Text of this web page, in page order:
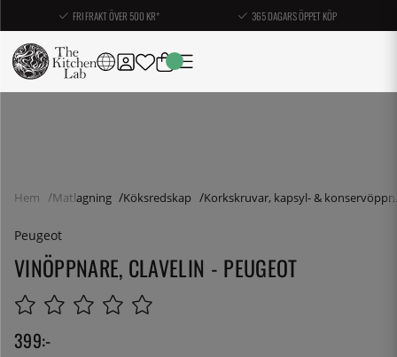
FRI FRAKT ÖVER 500 KR* 365 DAGARS ÖPPET KÖP
Hem Matlagning Köksredskap Korkskruvar, kapsyl- &
Peugeot
VINÖPPNARE, CLAVELIN - PEUGEOT
399:-